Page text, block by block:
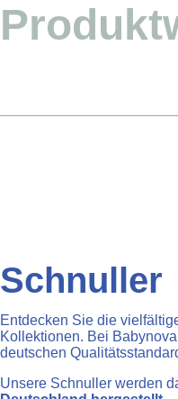
Schnuller
Entdecken Sie die
Kollektionen. Bei
deutschen
Unsere Schnuller werden